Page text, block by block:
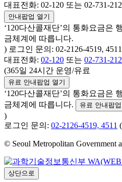
대표전화: 02-120 또는 02-731-
안내팝업 열기
‘120다산콜재단’의 통화요금은
금체계에 따릅니다.
) 로그인 문의: 02-2126-4519,
대표전화: 02-120 또는 02-731-
(365일 24시간 운영/유료
유료 안내팝업 열기
‘120다산콜재단’의 통화요금은
금체계에 따릅니다.
유료 안내팝
)
로그인 문의: 02-2126-4519, 4511
© Seoul Metropolitan Government
상단으로